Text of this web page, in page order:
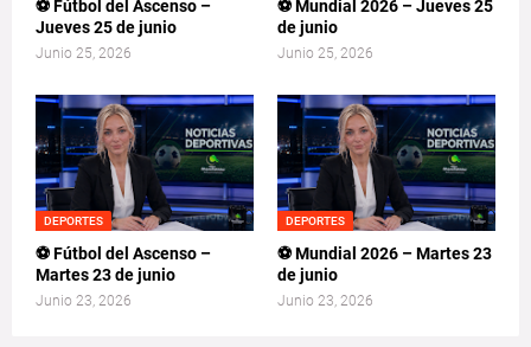
⚽ Fútbol del Ascenso –
Jueves 25 de junio
Junio 25, 2026
⚽ Mundial 2026 – Jueves 25
de junio
Junio 25, 2026
DEPORTES
⚽ Fútbol del Ascenso –
Martes 23 de junio
Junio 23, 2026
DEPORTES
⚽ Mundial 2026 – Martes 23
de junio
Junio 23, 2026